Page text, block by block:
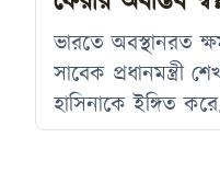
দেখানো হচ্ছে:
তাজ
ভারতে অবস্থানরত
সাবেক প্রধানমন্ত্রী
হাসিনাকে ইঙ্গিত করে
আওয়ামী লীগের